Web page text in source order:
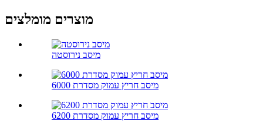
מוצרים מומלצים
מיסב נירוסטה
מיסב חריץ עמוק מסדרת 6000
מיסב חריץ עמוק מסדרת 6200